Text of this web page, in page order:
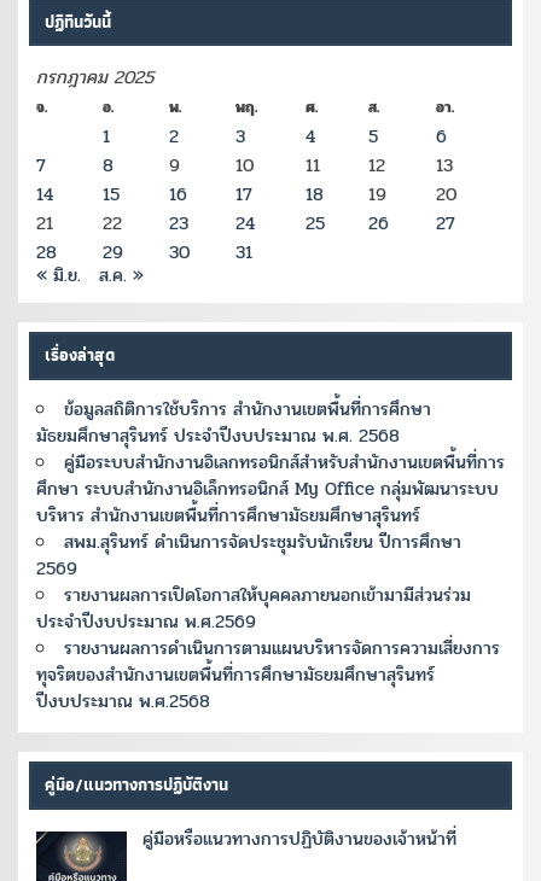
ปฏิทินวันนี้
กรกฎาคม 2025
จ. อ. พ. พฤ. ศ. ส. อา.
1 2 3 4 5
6
7
8 9 10 11 12
13
14
15 16 17 18 19
20
21
22 23 24 25 26
27
28
29 30 31
« มิ.ย. ส.ค. »
เรื่องล่าสุด
ข้อมูลสถิติการใช้บริการ สำนักงานเขตพื้นที่การศึกษา
มัธยมศึกษาสุรินทร์ ประจำปีงบประมาณ พ.ศ. 2568
คู่มือระบบสำนักงานอิเลกทรอนิกส์สำหรับสำนักงานเขตพื้นที่การ
ศึกษา ระบบสำนักงานอิเล็กทรอนิกส์ My Office กลุ่มพัฒนาระบบ
บริหาร สำนักงานเขตพื้นที่การศึกษามัธยมศึกษาสุรินทร์
สพม.สุรินทร์ ดำเนินการจัดประชุมรับนักเรียน ปีการศึกษา
2569
รายงานผลการเปิดโอกาสให้บุคคลภายนอกเข้ามามีส่วนร่วม
ประจำปีงบประมาณ พ.ศ.2569
รายงานผลการดำเนินการตามแผนบริหารจัดการความเสี่ยงการ
ทุจริตของสำนักงานเขตพื้นที่การศึกษามัธยมศึกษาสุรินทร์
ปีงบประมาณ พ.ศ.2568
คู่มือ/แนวทางการปฏิบัติงาน
คู่มือหรือแนวทางการปฏิบัติงานของเจ้าหน้าที่